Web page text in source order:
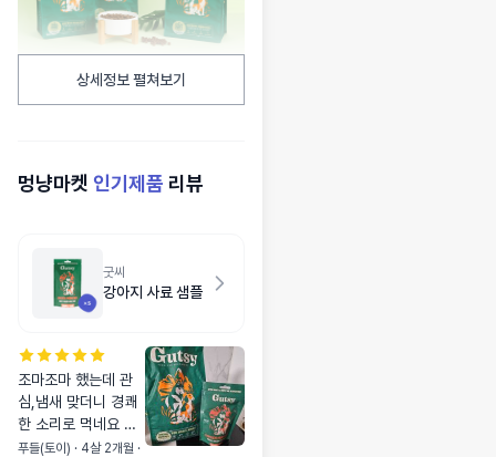
상세정보 펼쳐보기
멍냥마켓 인기제품 리뷰
굿씨
강아지 사료 샘플
조마조마 했는데 관
심,냄새 맞더니 경쾌
한 소리로 먹네요 쭉
먹어줘야 하는데 오
푸들(토이) · 4살 2개월 ·